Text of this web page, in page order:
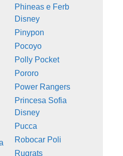
Phineas e Ferb
Disney
Pinypon
Pocoyo
Polly Pocket
Pororo
Power Rangers
Princesa Sofia
Disney
Pucca
Robocar Poli
Rugrats